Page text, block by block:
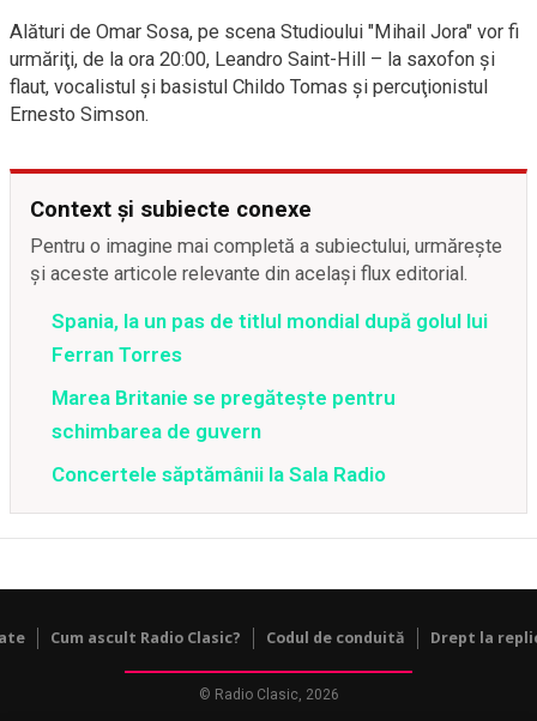
Alături de Omar Sosa, pe scena Studioului "Mihail Jora" vor fi
urmăriţi, de la ora 20:00, Leandro Saint-Hill – la saxofon și
flaut, vocalistul şi basistul Childo Tomas și percuţionistul
Ernesto Simson.
Context și subiecte conexe
Pentru o imagine mai completă a subiectului, urmărește
și aceste articole relevante din același flux editorial.
Spania, la un pas de titlul mondial după golul lui
Ferran Torres
Marea Britanie se pregătește pentru
schimbarea de guvern
Concertele săptămânii la Sala Radio
Cum ascult Radio Clasic? Codul de conduită Drept la
© Radio Clasic, 2026